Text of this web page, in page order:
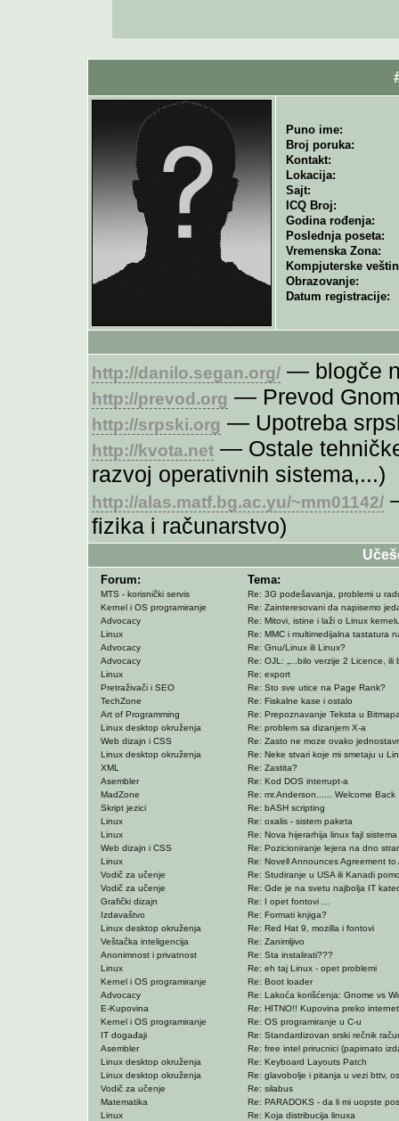
Puno ime:
Broj poruka:
Kontakt:
Lokacija:
Sajt:
ICQ Broj:
Godina rođenja:
Poslednja poseta:
Vremenska Zona:
Kompjuterske
Obrazovanje:
Datum registracije:
http://danilo.segan.org/ — blogče
http://prevod.org — Prevod
http://srpski.org — Upotreba
http://kvota.net — Ostale
razvoj operativnih sistema,...)
http://alas.matf.bg.ac.yu/~mm01142/
fizika i računarstvo)
Forum: Tema:
MTS - korisnički servis
Re: 3G podešavanja, problemi u
Kernel i OS programiranje
Re: Zainteresovani da napisemo
Advocacy
Re: Mitovi, istine i laži o Linux
Linux
Re: MMC i multimedijalna tastatura
Advocacy
Re: Gnu/Linux ili Linux?
Advocacy
Re: OJL: „...bilo verzije 2 Licence, ili
Linux
Re: export
Pretraživači i SEO
Re: Sto sve utice na Page Rank?
TechZone
Re: Fiskalne kase i ostalo
Art of Programming
Re: Prepoznavanje Teksta u
Linux desktop okruženja
Re: problem sa dizanjem X-a
Web dizajn i CSS
Re: Zasto ne moze ovako
Linux desktop okruženja
Re: Neke stvari koje mi smetaju u
XML
Re: Zastita?
Asembler
Re: Kod DOS interrupt-a
MadZone
Re: mr.Anderson...... Welcome Back
Skript jezici
Re: bASH scripting
Linux
Re: oxalis - sistem paketa
Linux
Re: Nova hijerarhija linux fajl sistema
Web dizajn i CSS
Re: Pozicioniranje lejera na dno
Linux
Re: Novell Announces Agreement
Vodič za učenje
Re: Studiranje u USA ili Kanadi
Vodič za učenje
Re: Gde je na svetu najbolja IT
Grafički dizajn
Re: I opet fontovi ...
Izdavaštvo
Re: Formati knjiga?
Linux desktop okruženja
Re: Red Hat 9, mozilla i fontovi
Veštačka inteligencija
Re: Zanimljivo
Anonimnost i privatnost
Re: Sta instalirati???
Linux
Re: eh taj Linux - opet problemi
Kernel i OS programiranje
Re: Boot loader
Advocacy
Re: Lakoća korišćenja: Gnome vs
E-Kupovina
Re: HITNO!! Kupovina preko
Kernel i OS programiranje
Re: OS programiranje u C-u
IT događaji
Re: Standardizovan srski rečnik
Asembler
Re: free intel prirucnici (papirnato
Linux desktop okruženja
Re: Keyboard Layouts Patch
Linux desktop okruženja
Re: glavobolje i pitanja u vezi bttv,
Vodič za učenje
Re: silabus
Matematika
Re: PARADOKS - da li mi uopste
Linux
Re: Koja distribucija linuxa